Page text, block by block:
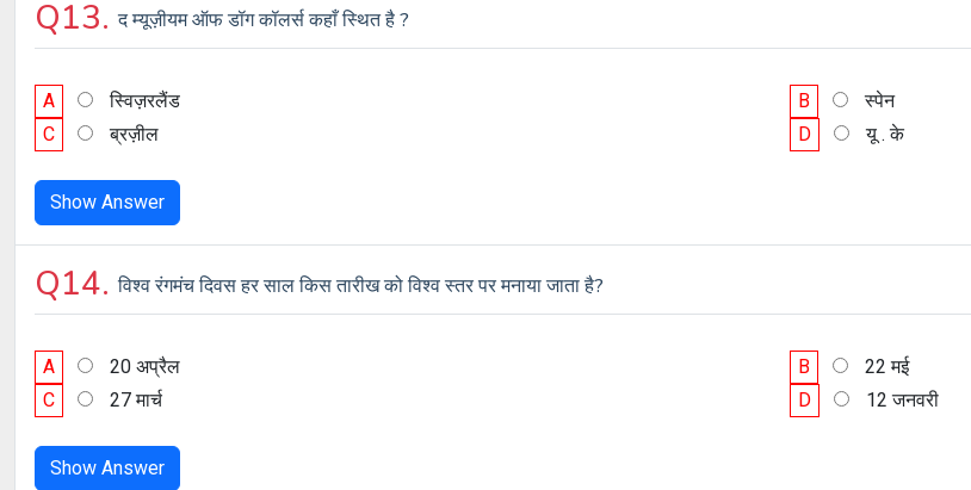
Q13.द म्यूज़ीयम ऑफ डॉग कॉलर्स कहाँ स्थित है ?
A स्विज़रलैंड B
स्पेन
C
ब्रज़ील D यू . के
Show Answer
Q14.विश्व रंगमंच दिवस हर साल किस तारीख को विश्व स्तर पर मनाया जाता है?
A 20 अप्रैल B
22 मई
C
27 मार्च D 12 जनवरी
Show Answer